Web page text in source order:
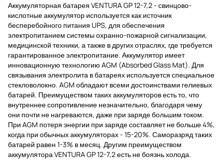
Аккумуляторная батарея VENTURA GP 12-7,2 - свинцово-
кислотные аккумулятор используется как источник
бесперебойного питания UPS, для обеспечения
электропитанием системы охранно-пожарной сигнализации,
медицинской техники, а также в других отраслях, где требуется
гарантированное электропитание. Аккумулятор имеет
инновационную технологию AGM (Absorbed Glass Mat). Для
связывания электролита в батареях используется специальное
стекловолокно. AGM обладают всеми достоинствами гелиевых
батарей. Преимуществом таких аккумуляторов есть то, что
внутреннее сопротивление незначительно, благодаря чему
они почти не нагреваются, даже при заряде большим током.
При AGM потеря энергии при заряде составляет не больше 4%,
когда при обычных аккумуляторах - 15-20%. Саморазряд таких
батарей равен 1-3% в месяц. Другим преимуществом
аккумулятора VENTURA GP 12-7,2 есть не боязнь холода.